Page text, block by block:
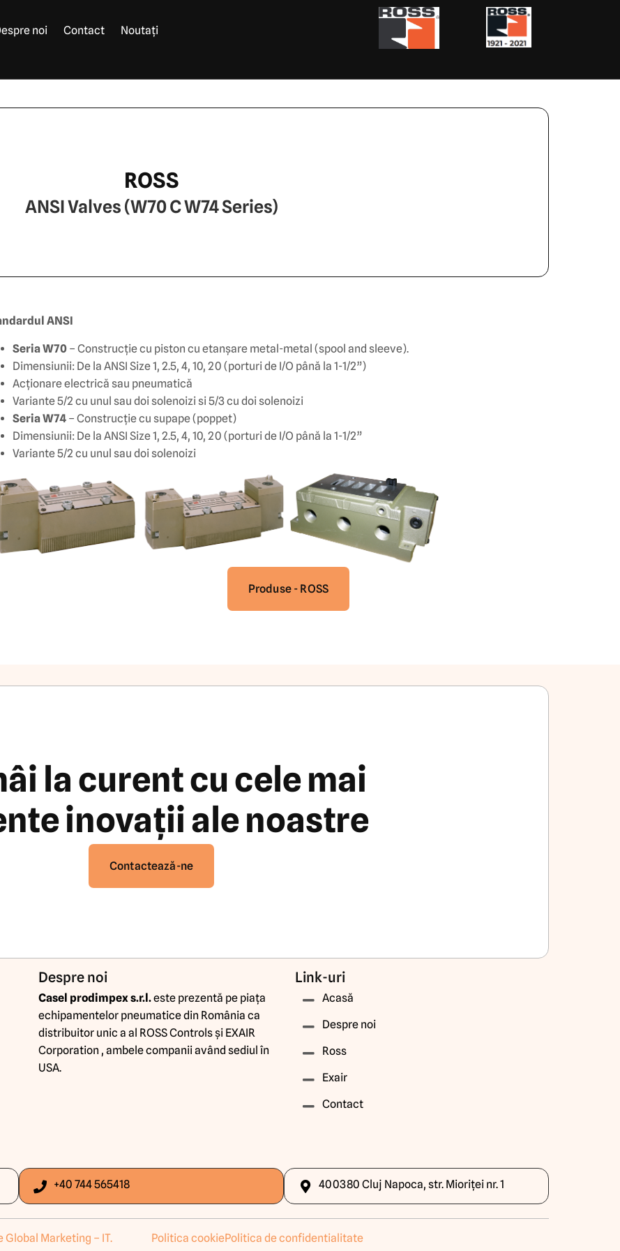
noi Contact Noutați
ROSS
ANSI Valves (W70 C W74 Series)
ANSI
Seria W70 – Construcție cu piston cu etanșare metal-metal (spool and sleeve).
Dimensiunii: De la ANSI Size 1, 2.5, 4, 10, 20 (porturi de I/O până la 1-1/2”)
Acționare electrică sau pneumatică
Variante 5/2 cu unul sau doi solenoizi si 5/3 cu doi solenoizi
Seria W74 – Construcție cu supape (poppet)
Dimensiunii: De la ANSI Size 1, 2.5, 4, 10, 20 (porturi de I/O până la 1-1/2”
Variante 5/2 cu unul sau doi solenoizi
Produse - ROSS
la curent cu cele mai
inovații ale noastre
Contactează-ne
Despre noi
Casel prodimpex s.r.l.este prezentă pe piața
echipamentelor pneumatice din România ca
distribuitor unic a al ROSS Controls și EXAIR
Corporation , ambele companii având sediul în
USA.
Link-uri
Acasă
Despre noi
Ross
Exair
Contact
+40 744 565418 400380 Cluj Napoca, str. Mioriței nr. 1
Global Marketing – IT. Politica cookiePolitica de confidentialitate